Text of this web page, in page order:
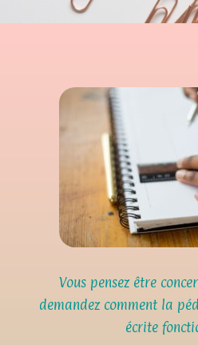
Vous pensez être
demandez comment la
écrite